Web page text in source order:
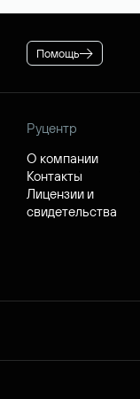
Помощь
Руцентр
О компании
Контакты
Лицензии и
свидетельства